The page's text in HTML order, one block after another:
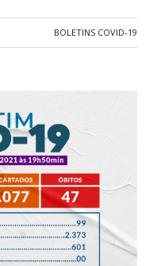
BOLETINS COVID-19